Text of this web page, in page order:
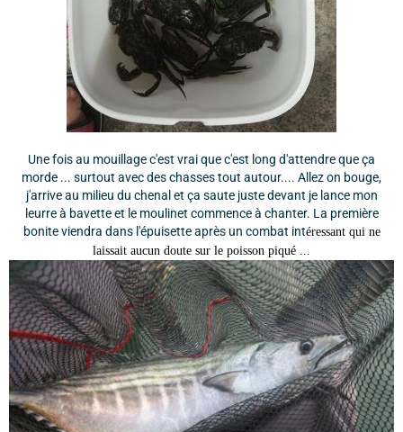
Une fois au mouillage c'est vrai que c'est long d'attendre que ça
morde ... surtout avec des chasses tout autour.... Allez on bouge,
j'arrive au milieu du chenal et ça saute juste devant je lance mon
leurre à bavette et le moulinet commence à chanter. La première
bonite viendra dans l'épuisette après un combat intéressant qui ne
laissait aucun doute sur le poisson piqué ...